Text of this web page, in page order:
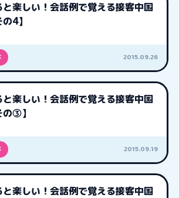
と楽しい！会話例で覚える接客中国
4】
2015.09.26
と楽しい！会話例で覚える接客中国
③】
2015.09.19
と楽しい！会話例で覚える接客中国